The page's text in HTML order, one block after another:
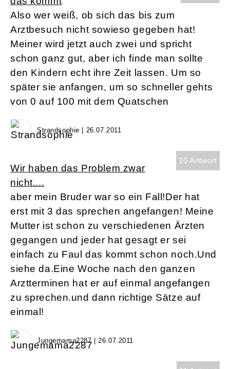
Also wer weiß, ob sich das bis zum
Arztbesuch nicht sowieso gegeben hat!
Meiner wird jetzt auch zwei und spricht
schon ganz gut, aber ich finde man sollte
den Kindern echt ihre Zeit lassen. Um so
später sie anfangen, um so schneller gehts
von 0 auf 100 mit dem Quatschen
Strandsophie | 26.07.2011
10 Antwort
Wir haben das Problem zwar
nicht....
aber mein Bruder war so ein Fall!Der hat
erst mit 3 das sprechen angefangen! Meine
Mutter ist schon zu verschiedenen Ärzten
gegangen und jeder hat gesagt er sei
einfach zu Faul das kommt schon noch.Und
siehe da.Eine Woche nach den ganzen
Arztterminen hat er auf einmal angefangen
zu sprechen.und dann richtige Sätze auf
einmal!
Jungemama2287 | 26.07.2011